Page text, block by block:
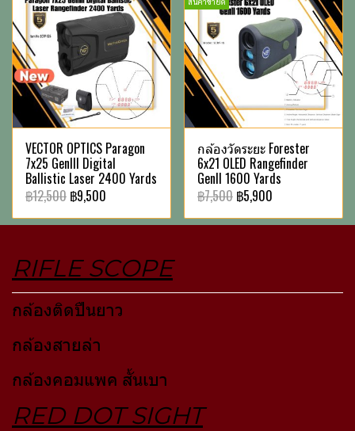
VECTOR OPTICS Paragon
7x25 GenIII Digital
Ballistic Laser 2400 Yards
฿12,500 ฿9,500
กล้องวัดระยะ Forester
6x21 OLED Rangefinder
GenII 1600 Yards
฿7,500 ฿5,900
RIFLE SCOPE
กล้องติดปืนยาว
กล้องสายล่า
กล้องคอมแพค สั้นเบา
RED DOT SIGHT